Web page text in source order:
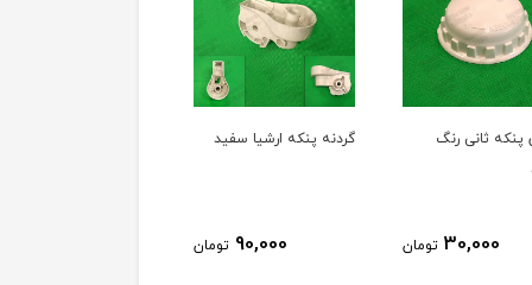
رنگ
تومان
گردنه پنکه ارشیا سفید
تومان